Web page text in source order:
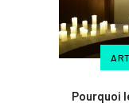
ART
Pourquoi